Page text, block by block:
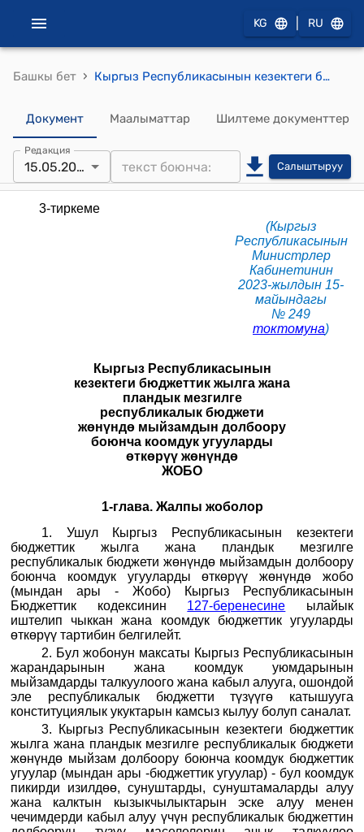
KG RU
Башкы бет › Кыргыз Республикасынын кезектеги бюджеттик жылга жана пландык мезгилге республикалык бюджети жөнүндө мыйзамдын долбоору боюнча коомдук угууларды өткөрүү жөнүндө жобо (КР Министрлер Кабинетинин 2023-жылдын 15-майындагы №249 токтомуна)
Документ Маалыматтар Шилтеме документтер
Редакция
15.05.2023 Салыштыруу